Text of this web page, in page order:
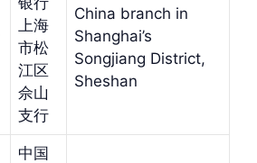
上海
市松
江区
佘山
支行
China branch in
Shanghai’s
Songjiang District,
Sheshan
中国